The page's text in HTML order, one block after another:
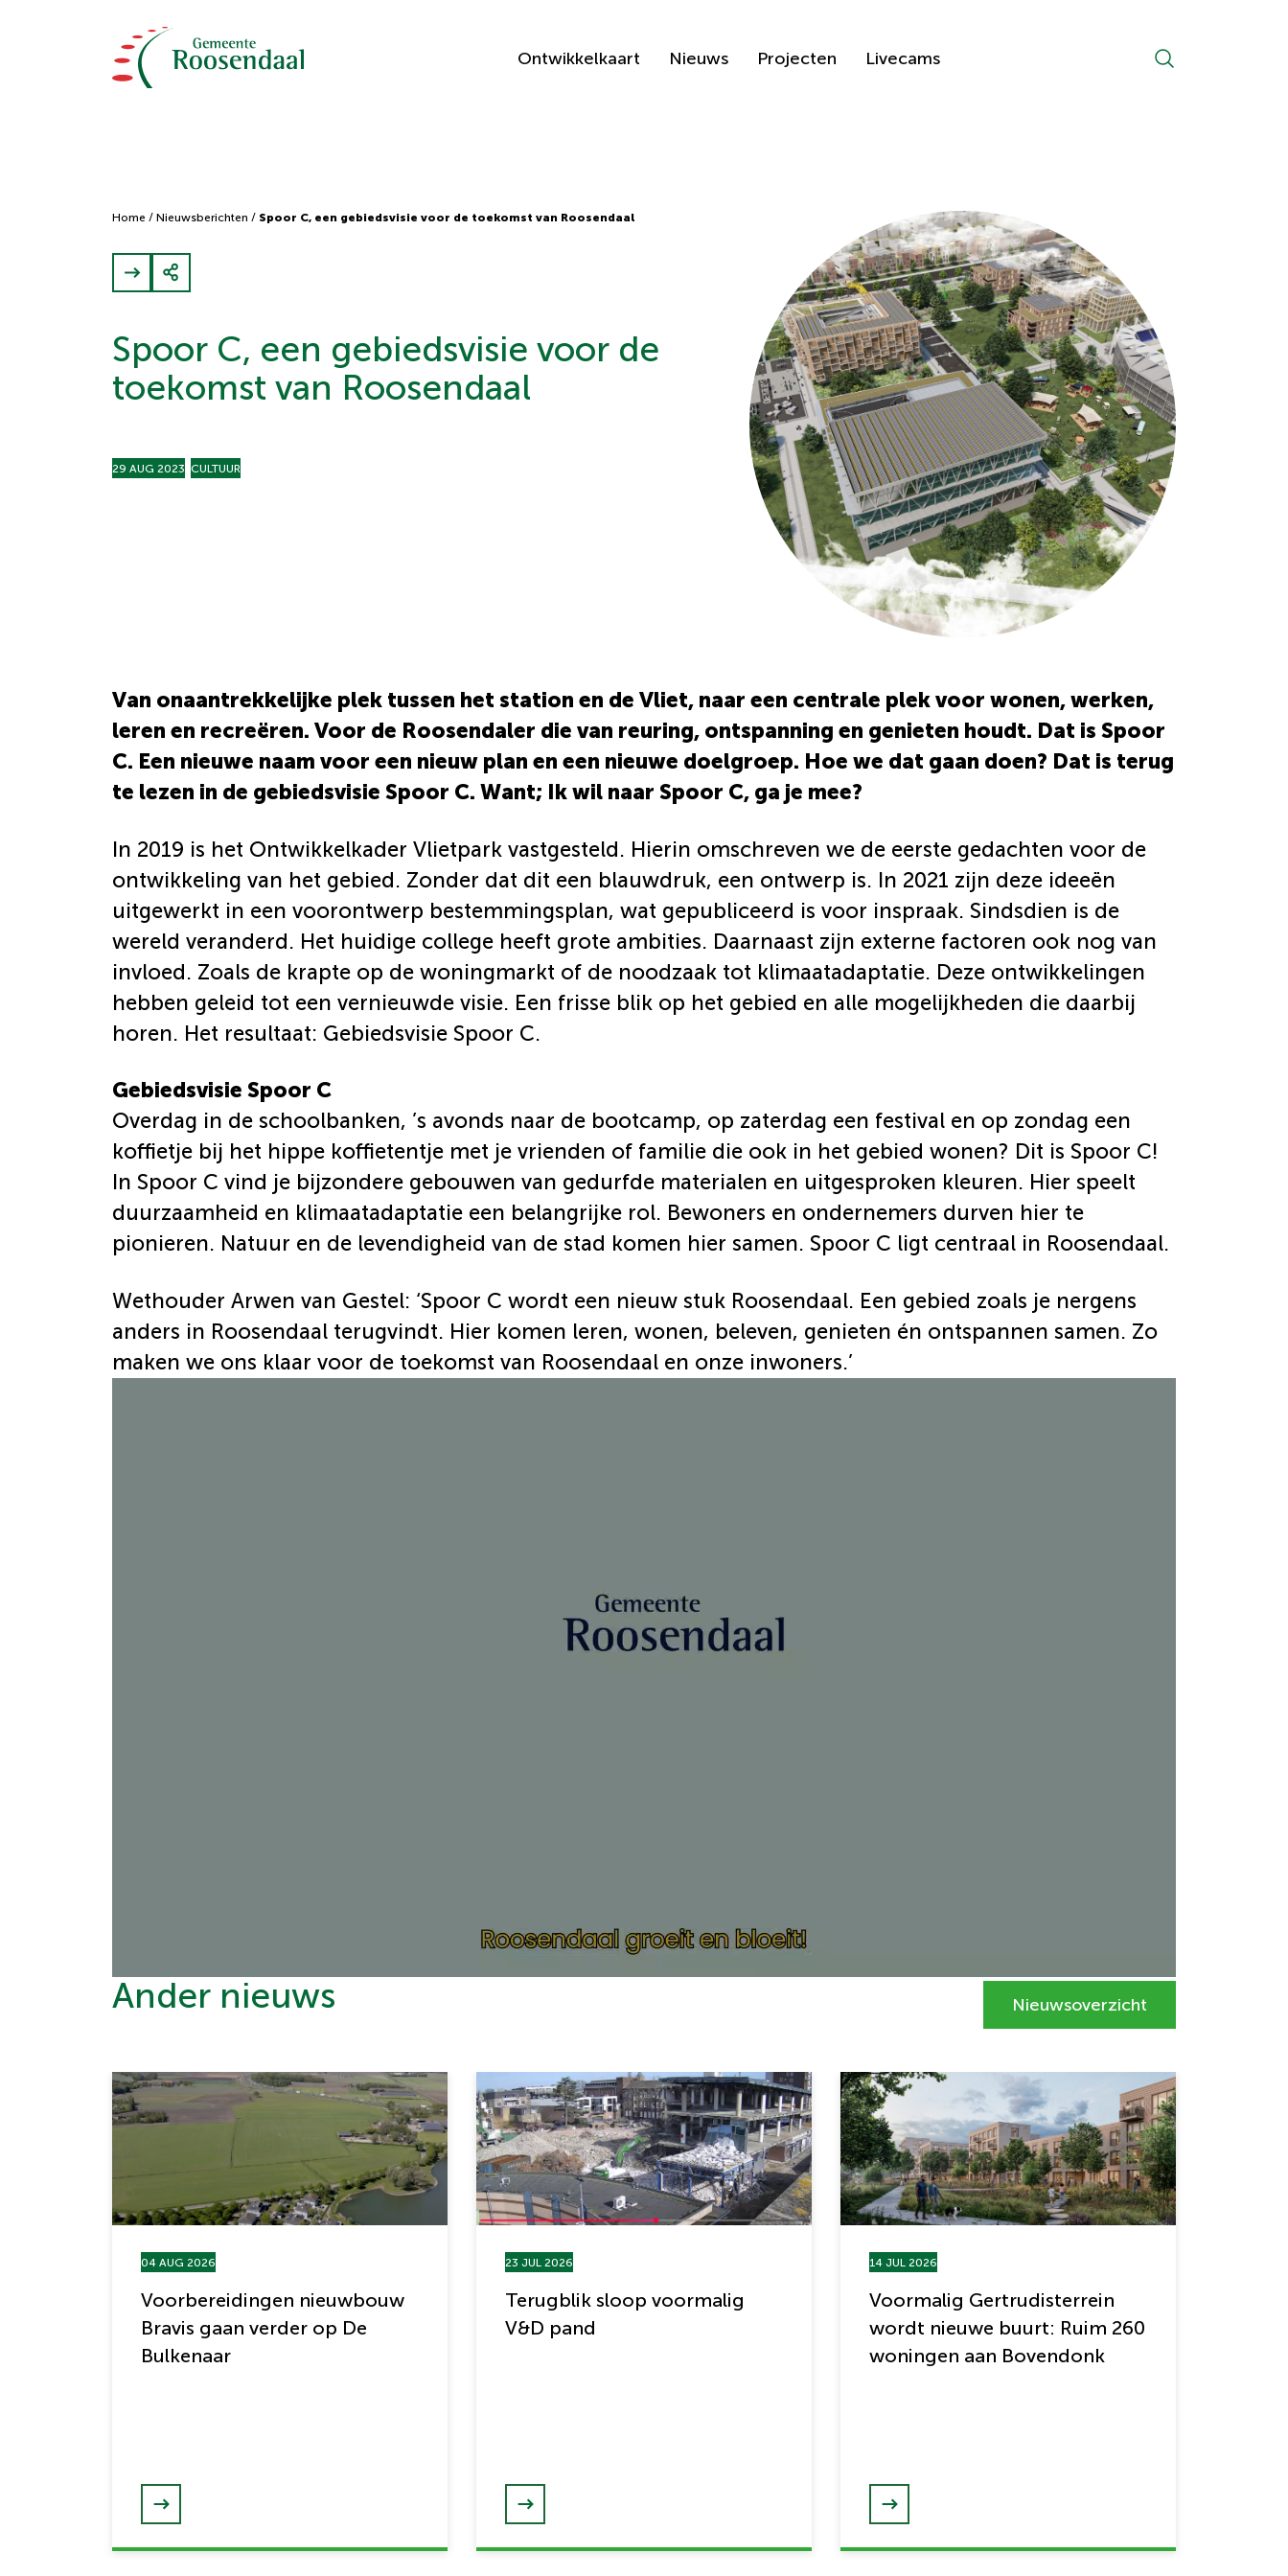
Ontwikkelkaart Nieuws Projecten Livecams
Home / Nieuwsberichten / Spoor C, een gebiedsvisie voor de toekomst van Roosendaal
Spoor C, een gebiedsvisie voor de
toekomst van Roosendaal
29 AUG 2023 CULTUUR
Van onaantrekkelijke plek tussen het station en de Vliet, naar een centrale plek voor wonen, werken,
leren en recreëren. Voor de Roosendaler die van reuring, ontspanning en genieten houdt. Dat is Spoor
C. Een nieuwe naam voor een nieuw plan en een nieuwe doelgroep. Hoe we dat gaan doen? Dat is terug
te lezen in de gebiedsvisie Spoor C. Want; Ik wil naar Spoor C, ga je mee?
In 2019 is het Ontwikkelkader Vlietpark vastgesteld. Hierin omschreven we de eerste gedachten voor de
ontwikkeling van het gebied. Zonder dat dit een blauwdruk, een ontwerp is. In 2021 zijn deze ideeën
uitgewerkt in een voorontwerp bestemmingsplan, wat gepubliceerd is voor inspraak. Sindsdien is de
wereld veranderd. Het huidige college heeft grote ambities. Daarnaast zijn externe factoren ook nog van
invloed. Zoals de krapte op de woningmarkt of de noodzaak tot klimaatadaptatie. Deze ontwikkelingen
hebben geleid tot een vernieuwde visie. Een frisse blik op het gebied en alle mogelijkheden die daarbij
horen. Het resultaat: Gebiedsvisie Spoor C.
Gebiedsvisie Spoor C
Overdag in de schoolbanken, ’s avonds naar de bootcamp, op zaterdag een festival en op zondag een
koffietje bij het hippe koffietentje met je vrienden of familie die ook in het gebied wonen? Dit is Spoor C!
In Spoor C vind je bijzondere gebouwen van gedurfde materialen en uitgesproken kleuren. Hier speelt
duurzaamheid en klimaatadaptatie een belangrijke rol. Bewoners en ondernemers durven hier te
pionieren. Natuur en de levendigheid van de stad komen hier samen. Spoor C ligt centraal in Roosendaal.
Wethouder Arwen van Gestel: ‘Spoor C wordt een nieuw stuk Roosendaal. Een gebied zoals je nergens
anders in Roosendaal terugvindt. Hier komen leren, wonen, beleven, genieten én ontspannen samen. Zo
maken we ons klaar voor de toekomst van Roosendaal en onze inwoners.’
Ander nieuws Nieuwsoverzicht
04 AUG 2026
Voorbereidingen nieuwbouw
Bravis gaan verder op De
Bulkenaar
23 JUL 2026
Terugblik sloop voormalig
V&D pand
14 JUL 2026
Voormalig Gertrudisterrein
wordt nieuwe buurt: Ruim 260
woningen aan Bovendonk